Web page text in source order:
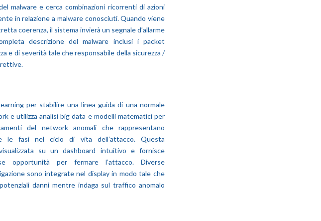
malware e cerca combinazioni ricorrenti di azioni
in relazione a malware conosciuti. Quando viene
coerenza, il sistema invierà un segnale d’allarme
descrizione del malware inclusi i packet
e di severità tale che responsabile della sicurezza /
per stabilire una linea guida di una normale
e utilizza analisi big data e modelli matematici per
del network anomali che rappresentano
le fasi nel ciclo di vita dell’attacco. Questa
su un dashboard intuitivo e fornisce
opportunità per fermare l’attacco. Diverse
sono integrate nel display in modo tale che
danni mentre indaga sul traffico anomalo